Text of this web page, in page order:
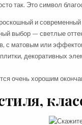
так. Это символ
и
выбор — светлые
с матовым или
декоративных
очень хорошим